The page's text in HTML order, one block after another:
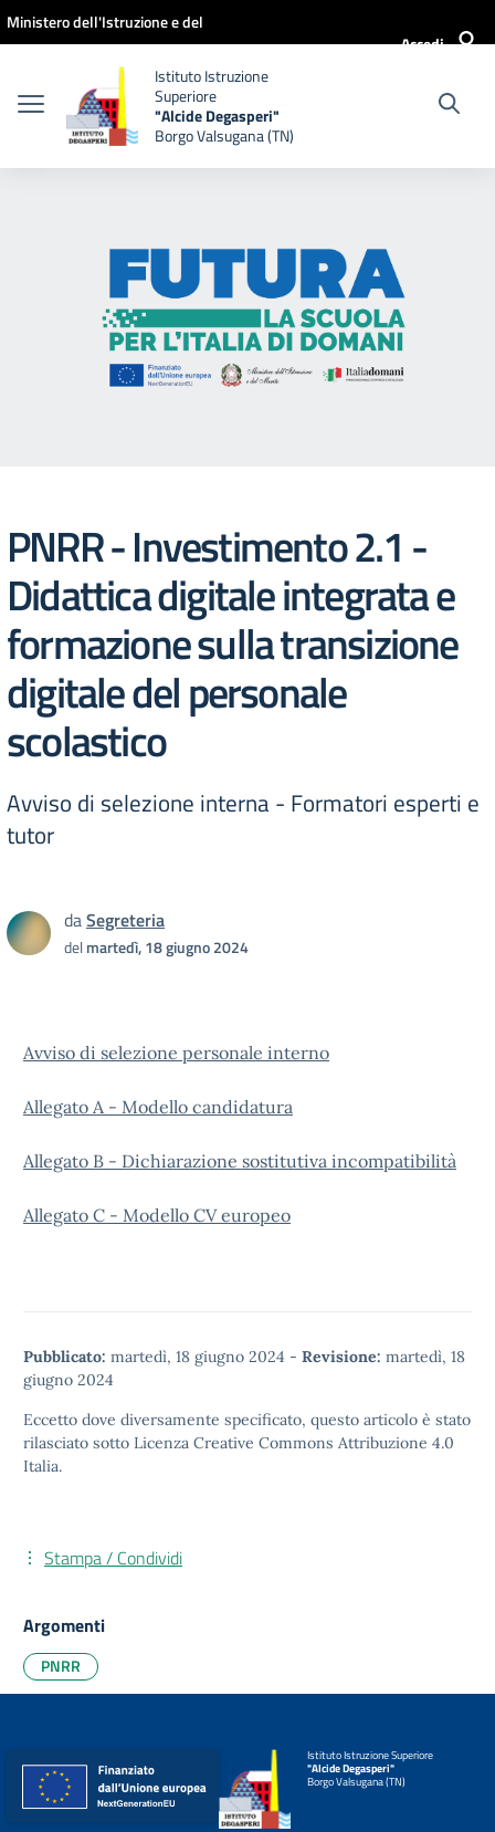
Vai ai contenuti
Vai al menu di navigazione
Vai al footer
Ministero dell'Istruzione e del
Accedi
Istituto Istruzione
Superiore
"Alcide Degasperi"
Borgo Valsugana (TN)
PNRR - Investimento 2.1 -
Didattica digitale integrata e
formazione sulla transizione
digitale del personale
scolastico
Avviso di selezione interna - Formatori esperti e
tutor
daSegreteria
delmartedì, 18 giugno 2024
Avviso di selezione personale interno
Allegato A - Modello candidatura
Allegato B - Dichiarazione sostitutiva incompatibilità
Allegato C - Modello CV europeo
Pubblicato: martedì, 18 giugno 2024 - Revisione: martedì, 18
giugno 2024
Eccetto dove diversamente specificato, questo articolo è stato
rilasciato sotto Licenza Creative Commons Attribuzione 4.0
Italia.
Stampa / Condividi
Argomenti
PNRR
Istituto Istruzione Superiore
"Alcide Degasperi"
Borgo Valsugana (TN)